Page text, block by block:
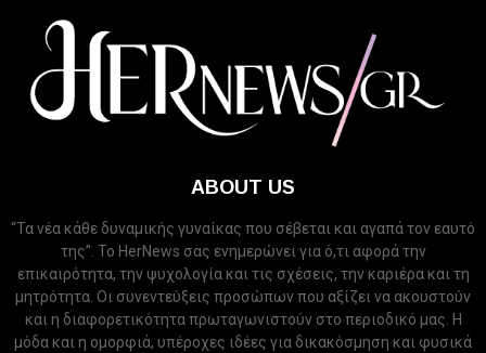
ABOUT US
“Τα νέα κάθε δυναμικής γυναίκας που σέβεται και αγαπά τον εαυτό
της”. Το HerNews σας ενημερώνει για ό,τι αφορά την
επικαιρότητα, την ψυχολογία και τις σχέσεις, την καριέρα και τη
μητρότητα. Οι συνεντεύξεις προσώπων που αξίζει να ακουστούν
και η διαφορετικότητα πρωταγωνιστούν στο περιοδικό μας. Η
μόδα και η ομορφιά, υπέροχες ιδέες για δικακόσμηση και φυσικά